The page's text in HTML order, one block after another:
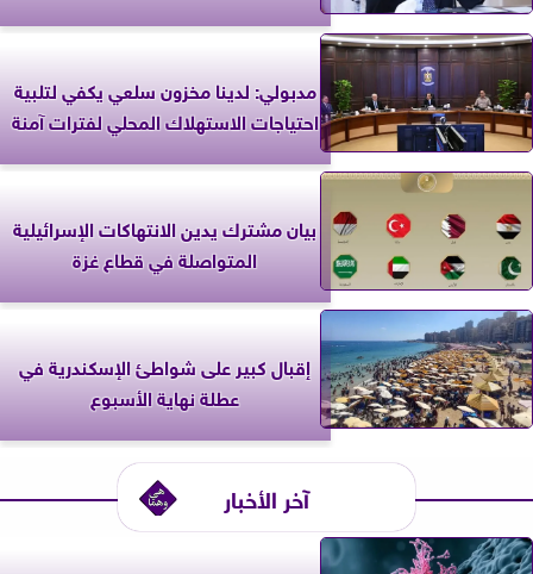
مدبولي: لدينا مخزون سلعي يكفي لتلبية
احتياجات الاستهلاك المحلي لفترات آمنة
بيان مشترك يدين الانتهاكات الإسرائيلية
المتواصلة في قطاع غزة
إقبال كبير على شواطئ الإسكندرية في
عطلة نهاية الأسبوع
آخر الأخبار